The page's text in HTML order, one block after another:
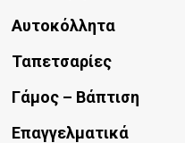
Αυτοκόλλητα
Ταπετσαρίες
Γάμος – Βάπτιση
Επαγγελματικά